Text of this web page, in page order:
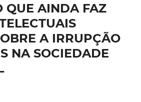
QUE AINDA FAZ
A IRRUPÇÃO
NA SOCIEDADE